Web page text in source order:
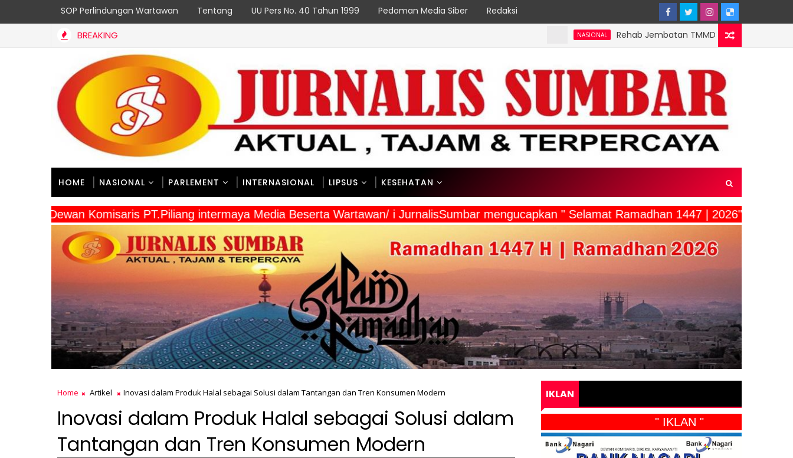
SOP Perlindungan Wartawan Tentang UU Pers No. 40 Tahun 1999 Pedoman Media Siber Redaksi
BREAKING Rehab Jembatan TMMD Ke-129 Kodim 1807/Sorsel
HOME NASIONAL PARLEMENT INTERNASIONAL LIPSUS KESEHATAN
" Dewan Komisaris PT.Piliang intermaya Media Beserta Wartawan/ i JurnalisSumbar mengucapkan " Selamat Ramadhan 1447 | 2026"
Home Artikel Inovasi dalam Produk Halal sebagai Solusi dalam Tantangan dan Tren Konsumen Modern
Inovasi dalam Produk Halal sebagai Solusi dalam
Tantangan dan Tren Konsumen Modern
IKLAN
" IKLAN "